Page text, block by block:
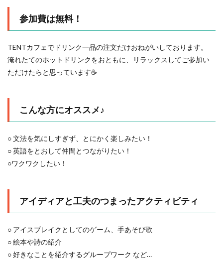
参加費は無料！
TENTカフェでドリンク一品の注文だけおねがいしております。
淹れたてのホットドリンクをおともに、リラックスしてご参加い
ただけたらと思っています☕
こんな方にオススメ♪
○ 文法を気にしすぎず、とにかく楽しみたい！
○ 英語をとおして仲間とつながりたい！
○ワクワクしたい！
アイディアと工夫のつまったアクティビティ
○ アイスブレイクとしてのゲーム、手あそび歌
○ 絵本や詩の紹介
○ 好きなことを紹介するグループワーク など…